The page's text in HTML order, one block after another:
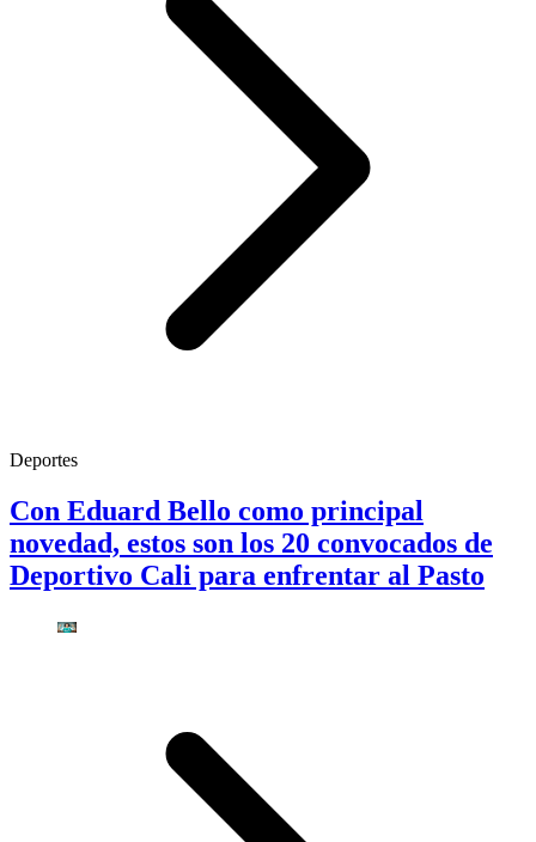
Deportes
Con Eduard Bello como principal
novedad, estos son los 20 convocados de
Deportivo Cali para enfrentar al Pasto